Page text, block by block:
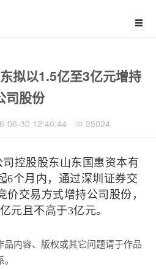
拟以1.5亿至3亿元增持
司股份
06-30 12:40:44 25024
控股股东山东国惠资本有
6个月内，通过深圳证券交
价交易方式增持公司股份，
元且不高于3亿元。
品内容、版权或其它问题请于作品